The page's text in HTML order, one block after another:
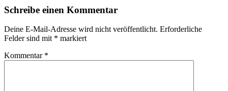
Schreibe einen Kommentar
Deine E-Mail-Adresse wird nicht veröffentlicht. Erforderliche
Felder sind mit * markiert
Kommentar *